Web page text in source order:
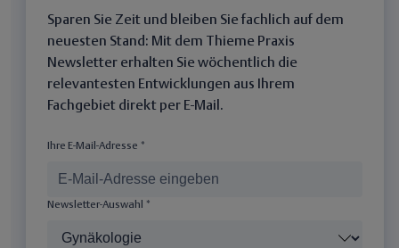
Sparen Sie Zeit und bleiben Sie fachlich auf dem
neuesten Stand: Mit dem Thieme Praxis
Newsletter erhalten Sie wöchentlich die
relevantesten Entwicklungen aus Ihrem
Fachgebiet direkt per E-Mail.
Ihre E-Mail-Adresse *
Newsletter-Auswahl *